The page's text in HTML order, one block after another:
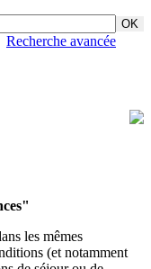
Recherche avancée
les mêmes
(et notamment